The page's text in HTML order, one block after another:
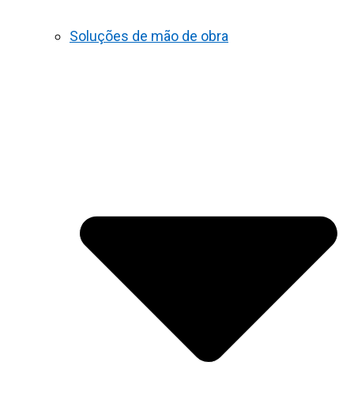
Soluções de mão de obra